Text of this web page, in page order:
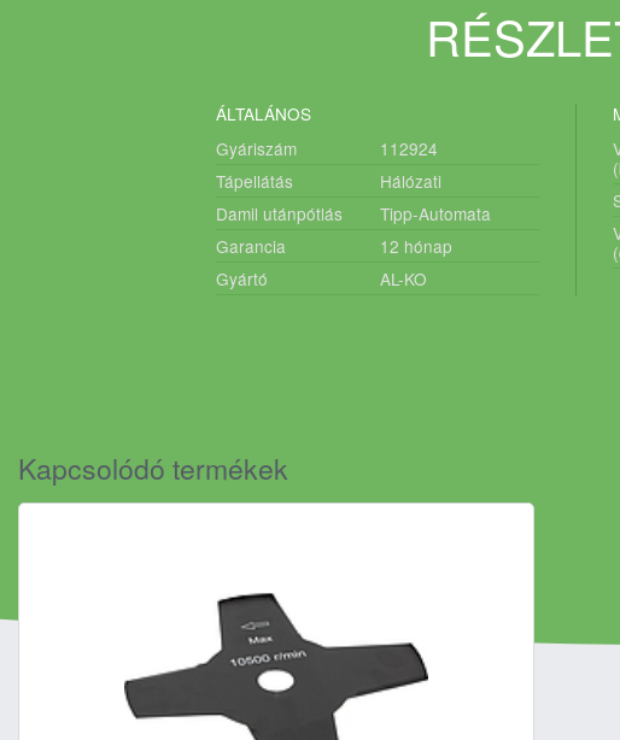
ÁLTALÁNOS
Gyáriszám
112924
Tápellátás
Hálózati
Damil utánpótlás
Tipp-Automata
Garancia
12 hónap
Gyártó
AL-KO
Kapcsolódó termékek